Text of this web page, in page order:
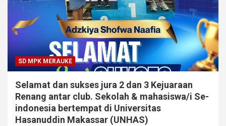
SD MPK MERAUKE
Selamat dan sukses jura 2 dan 3 Kejuaraan
Renang antar club. Sekolah & mahasiswa/i Se-
indonesia bertempat di Universitas
Hasanuddin Makassar (UNHAS)